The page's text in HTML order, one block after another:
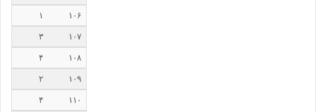
۱۰۶ ۱
۱۰۷ ۳
۱۰۸ ۴
۱۰۹ ۲
۱۱۰ ۴